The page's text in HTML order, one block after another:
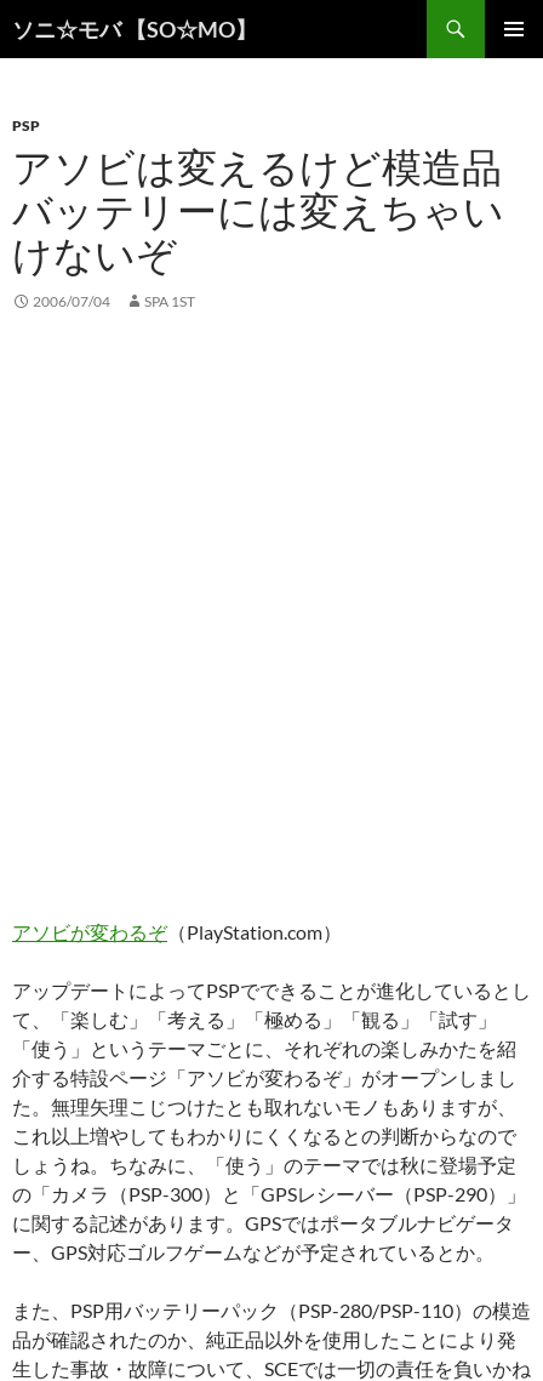
ソニ☆モバ 【SO☆MO】
索
ン
ツ
へ
ス
キ
ッ
プ
PSP
アソビは変えるけど模造品
バッテリーには変えちゃい
けないぞ
2006/07/04 SPA 1ST
アソビが変わるぞ（PlayStation.com）
アップデートによってPSPでできることが進化しているとし
て、「楽しむ」「考える」「極める」「観る」「試す」
「使う」というテーマごとに、それぞれの楽しみかたを紹
介する特設ページ「アソビが変わるぞ」がオープンしまし
た。無理矢理こじつけたとも取れないモノもありますが、
これ以上増やしてもわかりにくくなるとの判断からなので
しょうね。ちなみに、「使う」のテーマでは秋に登場予定
の「カメラ（PSP-300）と「GPSレシーバー（PSP-290）」
に関する記述があります。GPSではポータブルナビゲータ
ー、GPS対応ゴルフゲームなどが予定されているとか。
また、PSP用バッテリーパック（PSP-280/PSP-110）の模造
品が確認されたのか、純正品以外を使用したことにより発
生した事故・故障について、SCEでは一切の責任を負いかね